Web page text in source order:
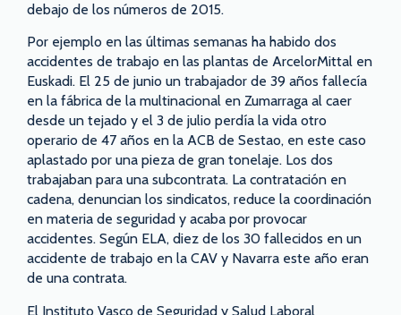
debajo de los números de 2015.
Por ejemplo en las últimas semanas ha habido dos
accidentes de trabajo en las plantas de ArcelorMittal en
Euskadi. El 25 de junio un trabajador de 39 años fallecía
en la fábrica de la multinacional en Zumarraga al caer
desde un tejado y el 3 de julio perdía la vida otro
operario de 47 años en la ACB de Sestao, en este caso
aplastado por una pieza de gran tonelaje. Los dos
trabajaban para una subcontrata. La contratación en
cadena, denuncian los sindicatos, reduce la coordinación
en materia de seguridad y acaba por provocar
accidentes. Según ELA, diez de los 30 fallecidos en un
accidente de trabajo en la CAV y Navarra este año eran
de una contrata.
El Instituto Vasco de Seguridad y Salud Laboral